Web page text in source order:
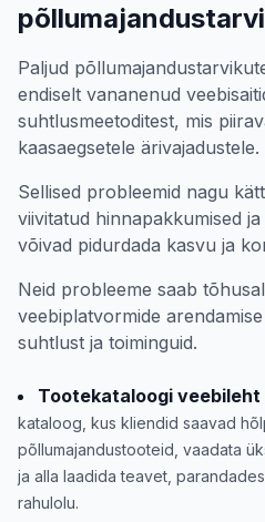
Paljud
endiselt vananenud
suhtlusmeetoditest, mis
kaasaegsetele ärivajadustele.
Sellised probleemid nagu
viivitatud hinnapakkumised
võivad pidurdada kasvu ja
Neid probleeme saab
veebiplatvormide
suhtlust ja toiminguid.
Tootekataloogi veebileht
kataloog, kus kliendid saavad
põllumajandustooteid, vaadata
ja alla laadida teavet,
rahulolu.